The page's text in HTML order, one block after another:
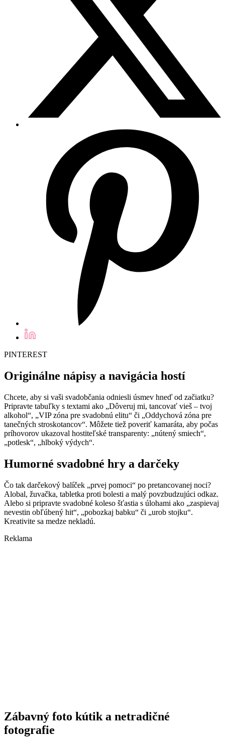
PINTEREST
Originálne nápisy a navigácia hostí
Chcete, aby si vaši svadobčania odniesli úsmev hneď od začiatku?
Pripravte tabuľky s textami ako „Dôveruj mi, tancovať vieš – tvoj
alkohol“, „VIP zóna pre svadobnú elitu“ či „Oddychová zóna pre
tanečných stroskotancov“. Môžete tiež poveriť kamaráta, aby počas
príhovorov ukazoval hostiteľské transparenty: „nútený smiech“,
„potlesk“, „hlboký výdych“.
Humorné svadobné hry a darčeky
Čo tak darčekový balíček „prvej pomoci“ po pretancovanej noci?
Alobal, žuvačka, tabletka proti bolesti a malý povzbudzujúci odkaz.
Alebo si pripravte svadobné koleso šťastia s úlohami ako „zaspievaj
nevestin obľúbený hit“, „pobozkaj babku“ či „urob stojku“.
Kreativite sa medze nekladú.
Reklama
Zábavný foto kútik a netradičné
fotografie